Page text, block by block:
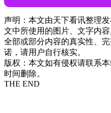
声明：本文由天下看讯整理
文中所使用的图片、文字内
全部或部分内容的真实性、
诺，请用户自行核实。
版权：本文如有侵权请联系本
时间删除。
THE END